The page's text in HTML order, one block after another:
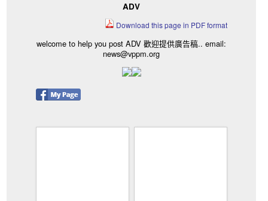
ADV
Download this page in PDF format
welcome to help you post ADV 歡迎提供廣告稿.. email:
news@vppm.org